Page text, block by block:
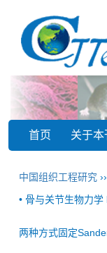
首页 关于本
中国组织工程研究 ››
• 骨与关节生物力
两种方式固定